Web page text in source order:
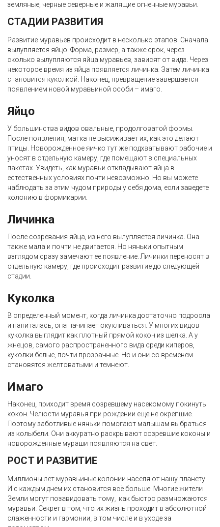
земляные, черные северные и жалящие огненные муравьи.
СТАДИИ РАЗВИТИЯ
Развитие муравьев происходит в несколько этапов. Сначала
вылупляется яйцо. Форма, размер, а также срок, через
сколько вылупляются яйца муравьев, зависят от вида. Через
некоторое время из яйца появляется личинка. Затем личинка
становится куколкой. Наконец, превращение завершается
появлением новой муравьиной особи – имаго.
Яйцо
У большинства видов овальные, продолговатой формы.
После появления, матка не высиживает их, как это делают
птицы. Новорожденное яичко тут же подхватывают рабочие и
уносят в отдельную камеру, где помещают в специальных
пакетах. Увидеть, как муравьи откладывают яйца в
естественных условиях почти невозможно. Но вы можете
наблюдать за этим чудом природы у себя дома, если заведете
колонию в формикарии.
Личинка
После созревания яйца, из него вылупляется личинка. Она
также мала и почти не двигается. Но няньки опытным
взглядом сразу замечают ее появление. Личинки переносят в
отдельную камеру, где происходит развитие до следующей
стадии.
Куколка
В определенный момент, когда личинка достаточно подросла
и напиталась, она начинает окукливаться. У многих видов
куколка выглядит как плотный прямой кокон из шелка. А у
жнецов, самого распространенного вида среди киперов,
куколки белые, почти прозрачные. Но и они со временем
становятся желтоватыми и темнеют.
Имаго
Наконец, приходит время созревшему насекомому покинуть
кокон. Челюсти муравья при рождении еще не окрепшие.
Поэтому заботливые няньки помогают малышам выбраться
из колыбели. Они аккуратно раскрывают созревшие коконы и
новорожденные мураши появляются на свет.
РОСТ И РАЗВИТИЕ
Миллионы лет муравьиные колонии населяют нашу планету.
И с каждым днем их становится всё больше. Многие жители
Земли могут позавидовать тому, как быстро размножаются
муравьи. Секрет в том, что их жизнь проходит в абсолютной
слаженности и гармонии, в том числе и в уходе за